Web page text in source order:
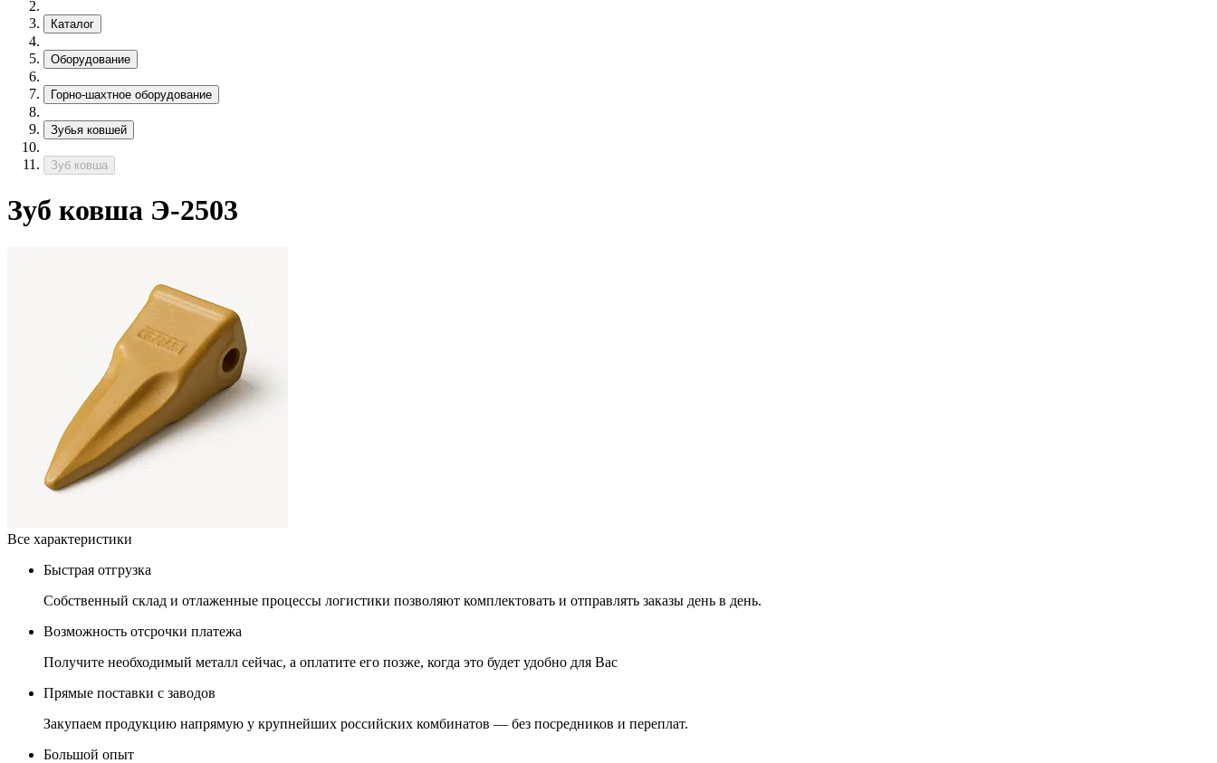
Каталог
Оборудование
Горно-шахтное оборудование
Зубья ковшей
Зуб ковша
Зуб ковша Э-2503
Все характеристики
Быстрая отгрузка
Собственный склад и отлаженные процессы логистики позволяют комплектовать и отправлять заказы день в день.
Возможность отсрочки платежа
Получите необходимый металл сейчас, а оплатите его позже, когда это будет удобно для Вас
Прямые поставки с заводов
Закупаем продукцию напрямую у крупнейших российских комбинатов — без посредников и переплат.
Большой опыт